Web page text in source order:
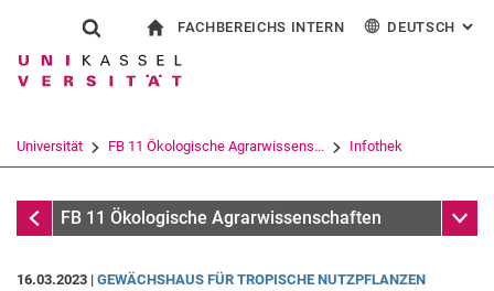
Springe direkt zu: Inhalt
Springe direkt zu: Suche
Springe direkt zu:
Suchformular
Suchbegriff
Suchen (öffnet externen Link in einem
FACHBEREICHS INTERN DEUTSCH :
Universität FB 11 Ökologische Agrarwissens... Infothek
InfothekFB 11 Ökologische Agrarwissenschaften
16.03.2023 | GE­WÄCHS­HAUS FÜR TRO­PI­SCHE NUTZ­PFLAN­ZEN